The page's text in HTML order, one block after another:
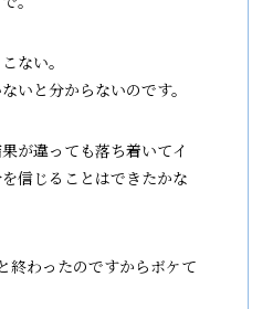
ない。
いと分からないのです。
が違っても落ち着いてイ
信じることはできたかな
終わったのですからボケて